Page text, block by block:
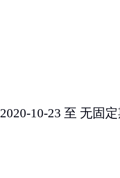
2020-10-23 至 无固